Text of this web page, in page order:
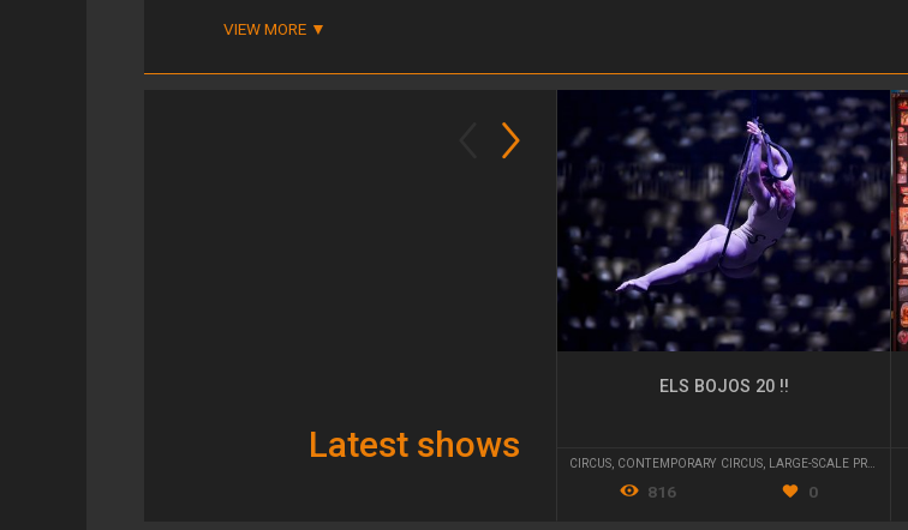
ESTRUCTURA SÓLIDA
del sector de todos los ámbitos: artistas, creadores, directores, técnicos, personal administrativo,
VIEW MORE
Latest shows
ELS BOJOS 20 !!
CIRCUS, CONTEMPORARY CIRCUS, LARGE-SCALE PRODUCTIONS
816 0